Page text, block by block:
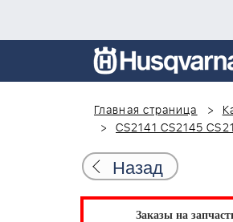
Главная страница
CS2141 CS2145
Назад
Заказы на